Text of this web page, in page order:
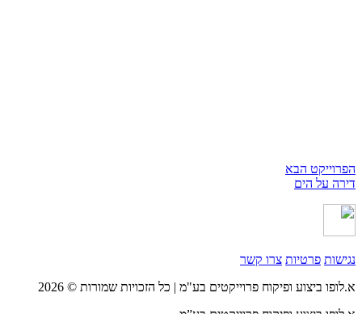
הפרוייקט הבא
דירה על הים
נגישות פרטיות צרו קשר
א.לופו ביצוע ופיקוח פרוייקטים בע"מ | כל הזכויות שמורות © 2026